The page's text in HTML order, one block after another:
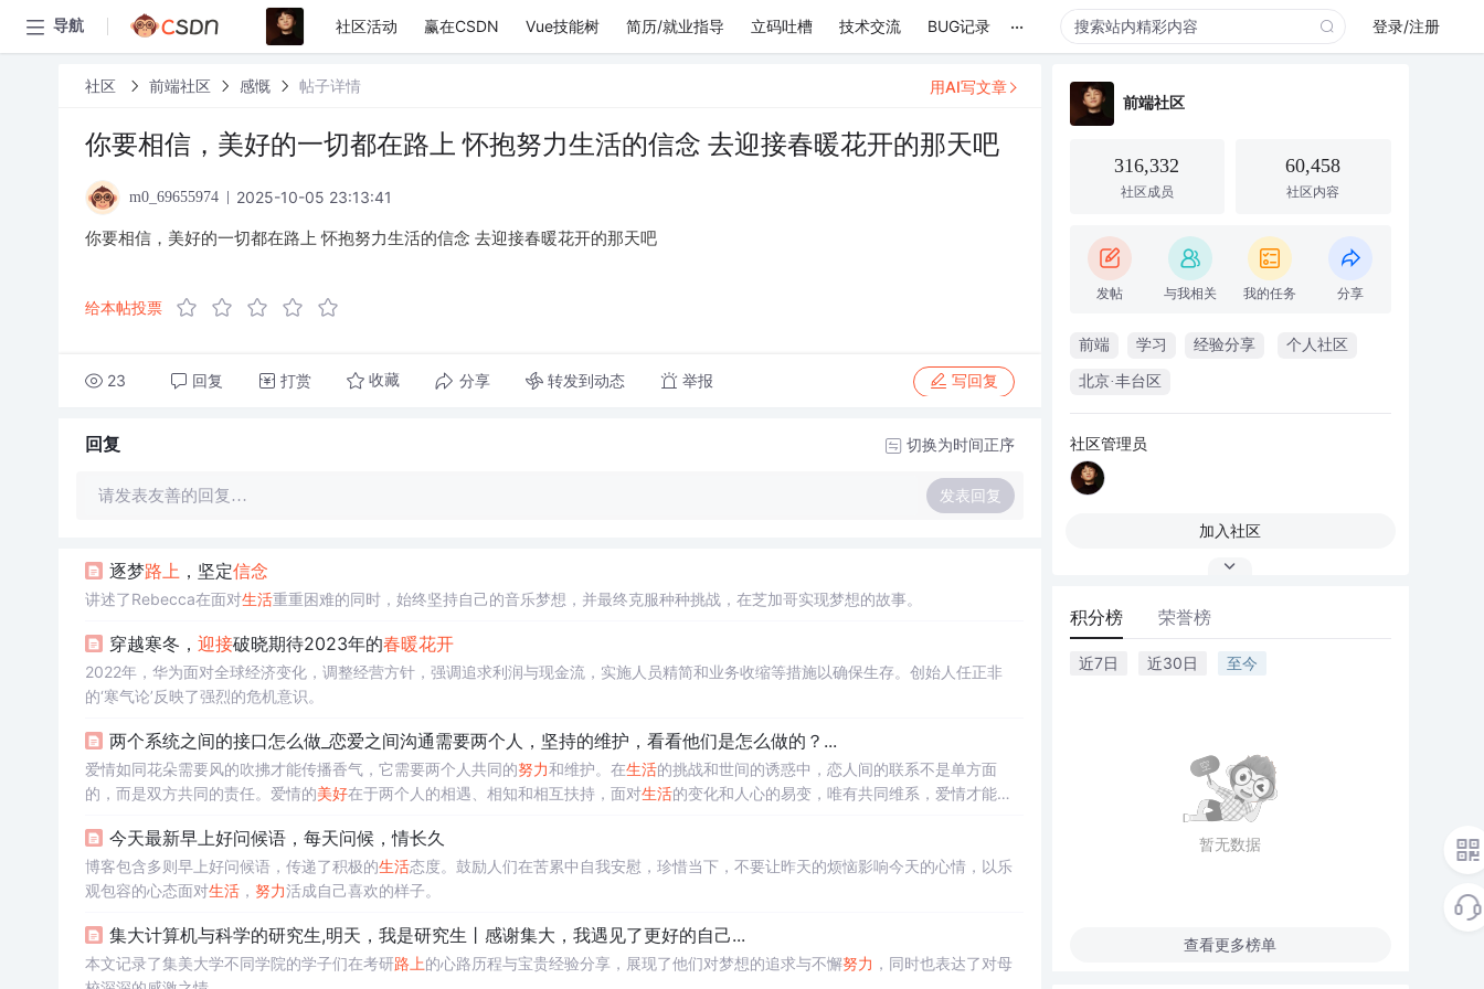
导航 社区活动 赢在CSDN Vue技能树 简历/就业指导 立码吐槽 技术交流 BUG记录 ... 登录/注册
社区 前端社区 感慨 帖子详情
你要相信，美好的一切都在路上 怀抱努力生活的信念 去迎接春暖花开的那天吧
m0_69655974 2025-10-05 23:13:41
你要相信，美好的一切都在路上 怀抱努力生活的信念 去迎接春暖花开的那天吧
给本帖投票
23 回复 打赏 收藏 分享 转发到动态 举报 写回复
用AI写文章
回复 切换为时间正序
请发表友善的回复… 发表回复
逐梦路上 ，坚定信念
讲述了Rebecca在面对生活重重困难的同时，始终坚持自己的音乐梦想，并最终克服种种挑战，在芝加哥实现梦想的故事。
穿越寒冬， 迎接破晓期待2023年的春暖花开
2022年，华为面对全球经济变化，调整经营方针，强调追求利润与现金流，实施人员精简和业务收缩等措施以确保生存。创始人任正非
的‘寒气论’反映了强烈的危机意识。
两个系统之间的接口怎么做_恋爱之间沟通需要两个人，坚持的维护，看看他们是怎么做的？...
爱情如同花朵需要风的吹拂才能传播香气，它需要两个人共同的努力和维护。在生活的挑战和世间的诱惑中，恋人间的联系不是单方面
的，而是双方共同的责任。爱情的美好在于两个人的相遇、相知和相互扶持，面对生活的变化和人心的易变，唯有共同维系，爱情才能持
今天最新早上好问候语，每天问候，情长久
博客包含多则早上好问候语，传递了积极的生活态度。鼓励人们在苦累中自我安慰，珍惜当下，不要让昨天的烦恼影响今天的心情，以乐
观包容的心态面对生活， 努力活成自己喜欢的样子。
集大计算机与科学的研究生,明天，我是研究生丨感谢集大，我遇见了更好的自己...
本文记录了集美大学不同学院的学子们在考研路上的心路历程与宝贵经验分享，展现了他们对梦想的追求与不懈努力 ，同时也表达了对母
前端社区
316,332
社区成员
60,458
社区内容
发帖 与我相关 我的任务 分享
前端 学习 经验分享 个人社区
北京·丰台区
社区管理员
加入社区
积分榜 荣誉榜
近7日 近30日 至今
暂无数据
查看更多榜单